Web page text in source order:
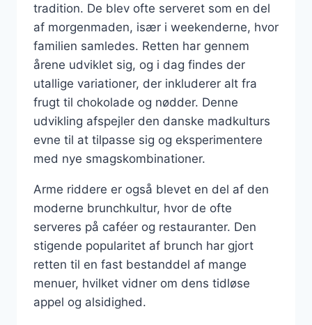
tradition. De blev ofte serveret som en del
af morgenmaden, især i weekenderne, hvor
familien samledes. Retten har gennem
årene udviklet sig, og i dag findes der
utallige variationer, der inkluderer alt fra
frugt til chokolade og nødder. Denne
udvikling afspejler den danske madkulturs
evne til at tilpasse sig og eksperimentere
med nye smagskombinationer.
Arme riddere er også blevet en del af den
moderne brunchkultur, hvor de ofte
serveres på caféer og restauranter. Den
stigende popularitet af brunch har gjort
retten til en fast bestanddel af mange
menuer, hvilket vidner om dens tidløse
appel og alsidighed.